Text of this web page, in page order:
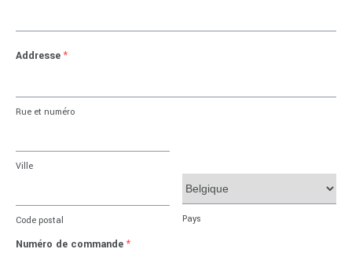
Addresse *
Rue et numéro
Ville
Code postal Pays
Numéro de commande *